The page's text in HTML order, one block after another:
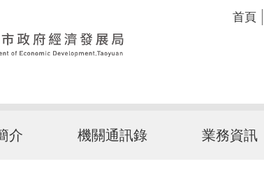
首頁
介 機關通訊錄 業務資訊